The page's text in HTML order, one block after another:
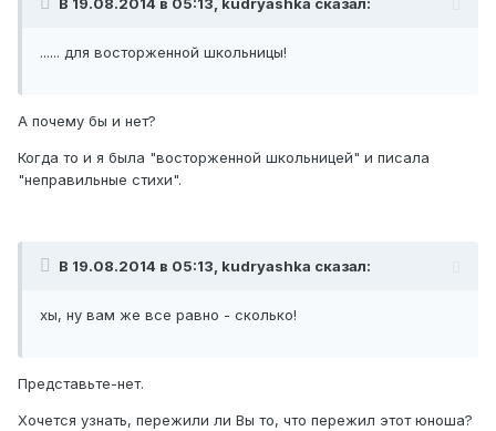
В 19.08.2014 в 05:13, kudryashka сказал:
...... для восторженной школьницы!
А почему бы и нет?
Когда то и я была "восторженной школьницей" и писала
"неправильные стихи".
В 19.08.2014 в 05:13, kudryashka сказал:
хы, ну вам же все равно - сколько!
Представьте-нет.
Хочется узнать, пережили ли Вы то, что пережил этот юноша?